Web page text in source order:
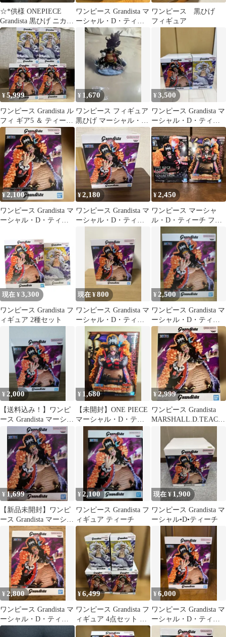
☆*供様 ONEPIECE
Grandista 黒ひげ ニカル
フィ 2体セット
ワンピース Grandista マ
ーシャル・D・ティー
チ フィギュア
ワンピース 黒ひげ
フィギュア
¥5,999
ワンピース Grandista ル
フィ ギア5 ＆ ティーチ
4体セット
¥ 1,670
ワンピース フィギュア
黒ひげ マーシャル・
D・ティーチ
¥3,500
ワンピース Grandista マ
ーシャル・D・ティー
チ /ルフィ ギア5
¥2,100
ワンピース Grandista マ
ーシャル・D・ティー
¥2,180
ワンピース Grandista マ
ーシャル・D・ティー
¥2,450
ワンピース マーシャ
ル・D・ティーチ フィ
現在 ¥ 3,300
ワンピース Grandista フ
ィギュア 2種セット
現在 ¥800
ワンピース Grandista マ
ーシャル・D・ティー
チ フィギュア
¥ 2,500
ワンピース Grandista マ
ーシャル・D・ティー
チ フィギュア 黒ひげ
¥2,000
【送料込み！】ワンピ
ース Grandista マーシャ
ル・D・ティーチ
¥ 1,680
【未開封】ONE PIECE
マーシャル・D・ティ
ーチ フィギュア
¥2,999
ワンピース Grandista
MARSHALL.D.TEACH
¥ 1,699
【新品未開封】ワンピ
ース Grandista マーシャ
ル・D・ティーチ
¥ 2,100
ワンピース Grandista フ
ィギュア ティーチ
現在 ¥ 1,900
ワンピース Grandista マ
ーシャル•D•ティーチ
¥ 2,800
ワンピース Grandista マ
ーシャル・D・ティー
チ フィギュア
¥6,499
ワンピース Grandista フ
ィギュア 4点セット ル
フィ ティーチ
¥6,000
ワンピース Grandista マ
ーシャル・D・ティー
チ フィギュア